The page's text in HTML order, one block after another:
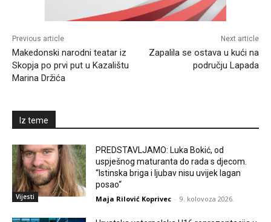
Previous article
Makedonski narodni teatar iz
Skopja po prvi put u Kazalištu
Marina Držića
Next article
Zapalila se ostava u kući na
području Lapada
Iz teme
Vijesti
PREDSTAVLJAMO: Luka Bokić, od
uspješnog maturanta do rada s djecom.
“Istinska briga i ljubav nisu uvijek lagan
posao“
Maja Rilović Koprivec - 9. kolovoza 2026.